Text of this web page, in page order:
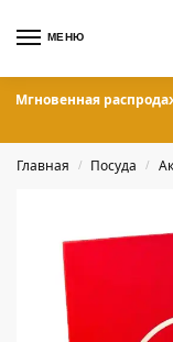
МЕНЮ
Мгновенная
Главная / Посуда /